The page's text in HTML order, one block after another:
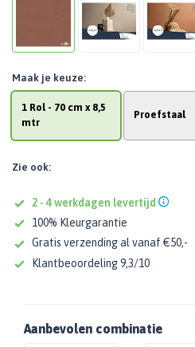
1 Rol - 70 cm x 8,5
mtr
Proefstaal
Maak je keuze:
Zie ook:
2 - 4 werkdagen levertijd
100% Kleurgarantie
Gratis verzending al vanaf €50,-
Klantbeoordeling 9,3/10
Aanbevolen combinatie